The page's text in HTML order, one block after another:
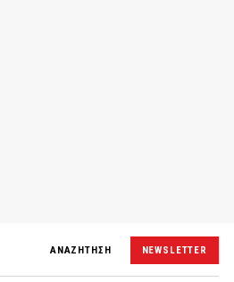
ΑΝΑΖΗΤΗΣΗ NEWSLETTER